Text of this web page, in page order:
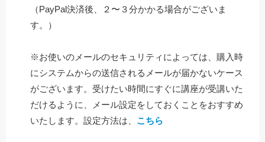
（PayPal決済後、２〜３分かかる場合がございま
す。）
※お使いのメールのセキュリティによっては、購入時
にシステムからの送信されるメールが届かないケース
がございます。受けたい時間にすぐに講座が受講いた
だけるように、メール設定をしておくことをおすすめ
いたします。設定方法は、 こちら